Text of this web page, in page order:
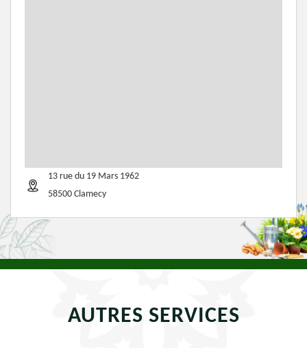
13 rue du 19 Mars 1962
58500 Clamecy
AUTRES SERVICES